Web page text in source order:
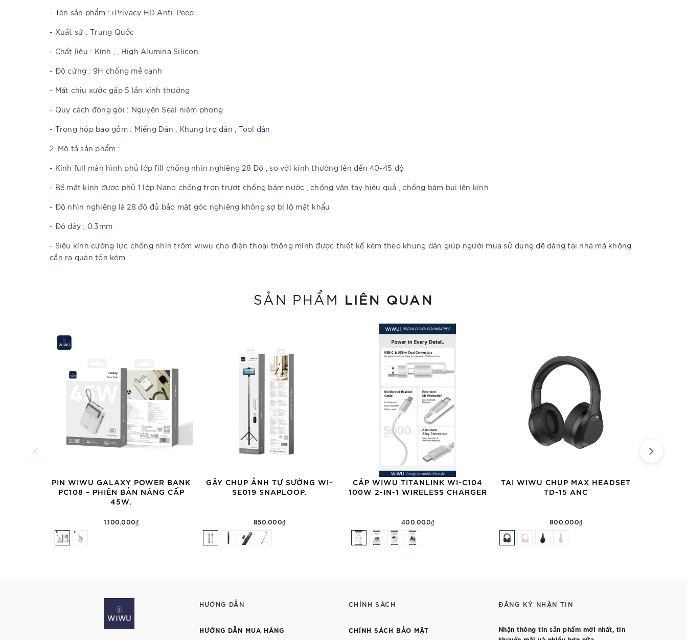
- Tên sản phẩm : iPrivacy HD Anti-Peep
- Xuất sứ : Trung Quốc
- Chất liệu : Kính , , High Alumina Silicon
- Độ cứng : 9H chống mẻ cạnh
- Mặt chịu xước gấp 5 lần kính thường
- Quy cách đóng gói : Nguyên Seal niêm phong
- Trong hộp bao gồm : Miếng Dán , Khung trợ dán , Tool dán
2. Mô tả sản phẩm :
- Kính full màn hình phủ lớp fill chống nhìn nghiêng 28 Độ , so với kính thường lên đến 40-45 độ
- Bề mặt kính được phủ 1 lớp Nano chống trơn trượt chống bám nước , chống vân tay hiệu quả , chống bám bụi lên kính
- Độ nhìn nghiêng là 28 độ đủ bảo mật góc nghiêng không sợ bị lộ mật khẩu
- Độ dày : 0.3mm
- Siêu kính cường lực chống nhìn trôm wiwu cho điện thoại thông mình được thiết kế kèm theo khung dán giúp người mua sử dụng dễ dàng tại nhà mà không
cần ra quán tốn kém
SẢN PHẨM LIÊN QUAN
PIN WIWU GALAXY POWER BANK
PC108 – PHIÊN BẢN NÂNG CẤP
45W.
1.100.000₫
GẬY CHỤP ẢNH TỰ SƯỚNG WI-
SE019 SNAPLOOP.
850.000₫
CÁP WIWU TITANLINK WI-C104
100W 2-IN-1 WIRELESS CHARGER
400.000₫
TAI WIWU CHỤP MAX HEADSET
TD-15 ANC
800.000₫
HƯỚNG DẪN
HƯỚNG DẪN MUA HÀNG
CHÍNH SÁCH
CHÍNH SÁCH BẢO MẬT
ĐĂNG KÝ NHẬN TIN
Nhận thông tin sản phẩm mới nhất, tin